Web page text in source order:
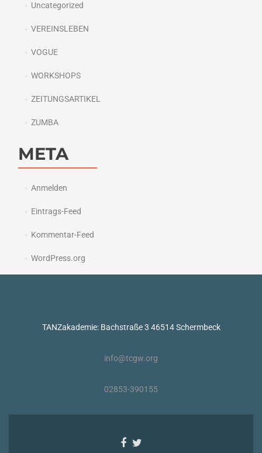
Uncategorized
VEREINSLEBEN
VOGUE
WORKSHOPS
ZEITUNGSARTIKEL
ZUMBA
META
Anmelden
Eintrags-Feed
Kommentar-Feed
WordPress.org
TANZakademie: Bachstraße 3 46514 Schermbeck
info@tcgw.org
02853-390155
Facebook-
Twitter-